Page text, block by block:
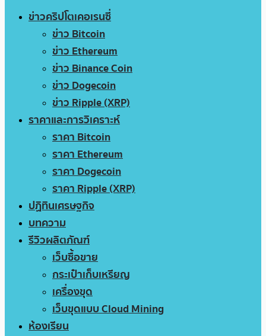
ข่าวคริปโตเคอเรนซี่
ข่าว Bitcoin
ข่าว Ethereum
ข่าว Binance Coin
ข่าว Dogecoin
ข่าว Ripple (XRP)
ราคาและการวิเคราะห์
ราคา Bitcoin
ราคา Ethereum
ราคา Dogecoin
ราคา Ripple (XRP)
ปฏิทินเศรษฐกิจ
บทความ
รีวิวผลิตภัณฑ์
เว็บซื้อขาย
กระเป๋าเก็บเหรียญ
เครื่องขุด
เว็บขุดแบบ Cloud Mining
ห้องเรียน